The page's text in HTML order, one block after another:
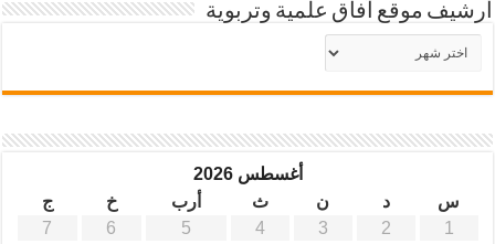
أرشيف موقع آفاق علمية وتربوية
أرشيف
موقع
آفاق
أغسطس 2026
س
د ن ث أرب خ
ج
1
2
3
4
5
6
7